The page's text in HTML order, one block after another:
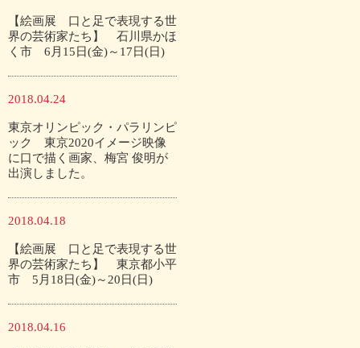
【絵画展 口と足で表現する世
界の芸術家たち】 石川県かほ
く市 6月15日(金)～17日(日)
2018.04.24
東京オリンピック・パラリンピ
ック 東京2020イメージ映像
に口で描く画家、梅宮 俊明が
出演しました。
2018.04.18
【絵画展 口と足で表現する世
界の芸術家たち】 東京都小平
市 5月18日(金)～20日(日)
2018.04.16